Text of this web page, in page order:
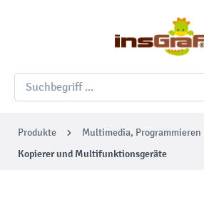
Produkte Multimedia, Programmieren
Kopierer und Multifunktionsgeräte